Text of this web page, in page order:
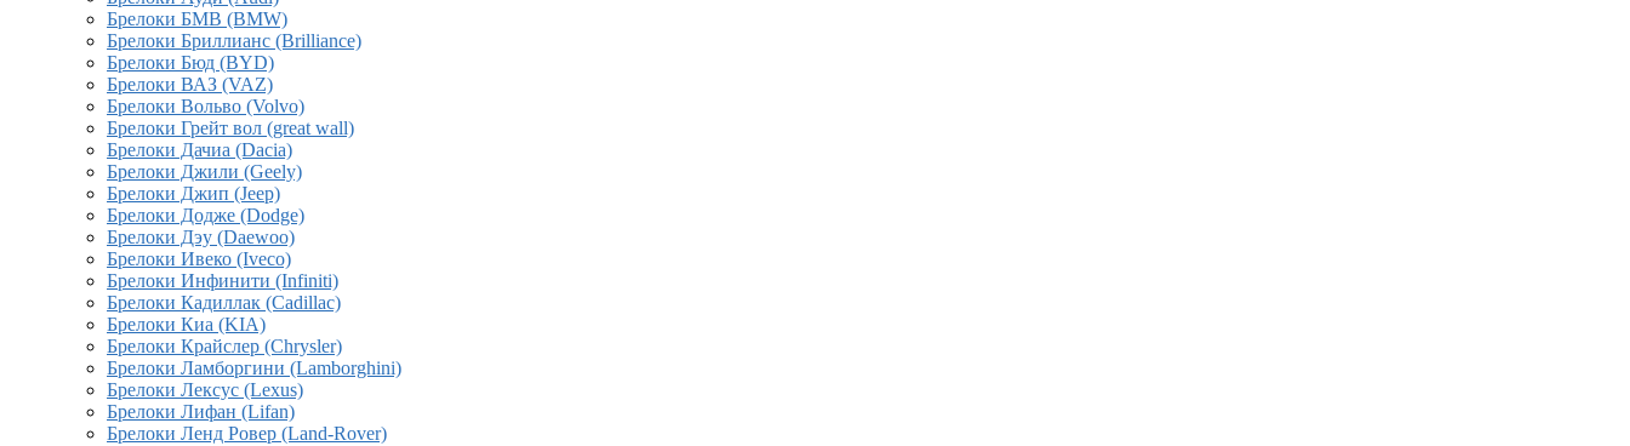
Брелоки БМВ (BMW)
Брелоки Бриллианс (Brilliance)
Брелоки Бюд (BYD)
Брелоки ВАЗ (VAZ)
Брелоки Вольво (Volvo)
Брелоки Грейт вол (great wall)
Брелоки Дачиа (Dacia)
Брелоки Джили (Geely)
Брелоки Джип (Jeep)
Брелоки Додже (Dodge)
Брелоки Дэу (Daewoo)
Брелоки Ивеко (Iveco)
Брелоки Инфинити (Infiniti)
Брелоки Кадиллак (Cadillac)
Брелоки Киа (KIA)
Брелоки Крайслер (Chrysler)
Брелоки Ламборгини (Lamborghini)
Брелоки Лексус (Lexus)
Брелоки Лифан (Lifan)
Брелоки Ленд Ровер (Land-Rover)